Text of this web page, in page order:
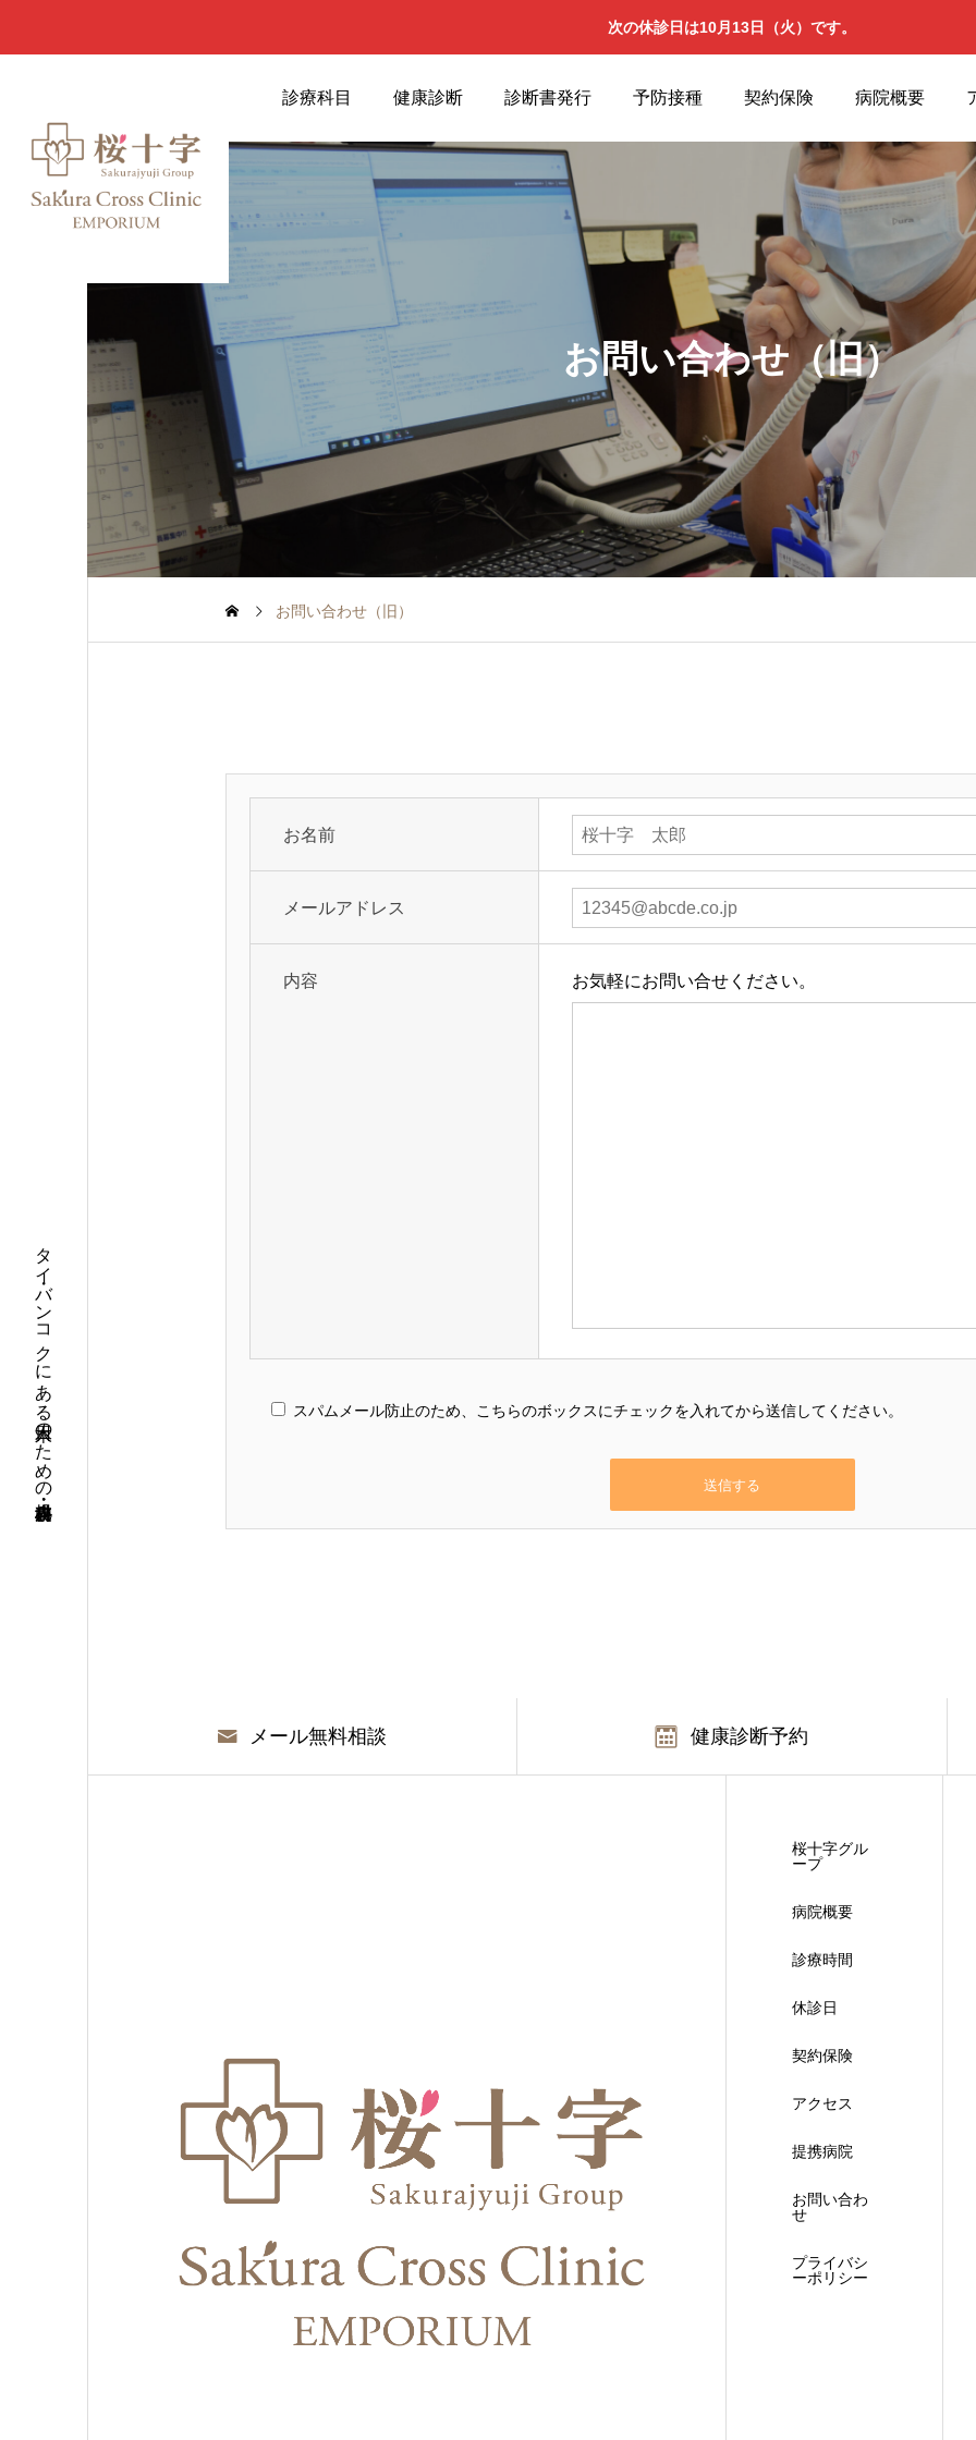
次の休診日は10月13日（火）です。
診療科目 健康診断 診断書発行 予防接種 契約保険 病院概要
タイ・バンコクにある日本人のための内科・小児科・皮膚科
お問い合わせ（旧）
お問い合わせ（旧）
お名前
メールアドレス
内容 お気軽にお問い合せください。
スパムメール防止のため、こちらのボックスにチェックを入れてから送信してください。
メール無料相談 健康診断予約
桜十字グル
ープ
病院概要
診療時間
休診日
契約保険
アクセス
提携病院
お問い合わ
せ
プライバシ
ーポリシー